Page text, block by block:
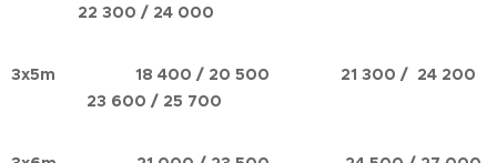
22 300 / 24 000
3x5m 18 400 / 20 500 21 300 / 24 200
23 600 / 25 700